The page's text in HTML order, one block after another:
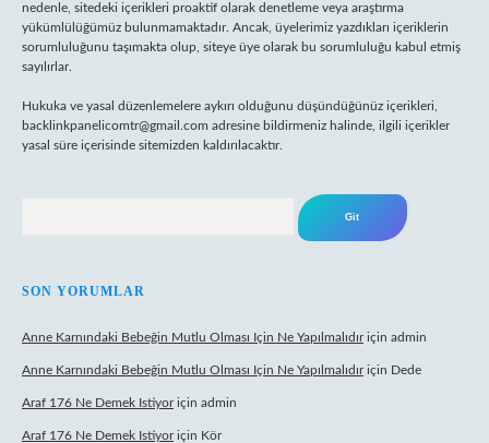
nedenle, sitedeki içerikleri proaktif olarak denetleme veya araştırma
yükümlülüğümüz bulunmamaktadır. Ancak, üyelerimiz yazdıkları içeriklerin
sorumluluğunu taşımakta olup, siteye üye olarak bu sorumluluğu kabul etmiş
sayılırlar.
Hukuka ve yasal düzenlemelere aykırı olduğunu düşündüğünüz içerikleri,
backlinkpanelicomtr@gmail.com adresine bildirmeniz halinde, ilgili içerikler
yasal süre içerisinde sitemizden kaldırılacaktır.
SON YORUMLAR
Anne Karnındaki Bebeğin Mutlu Olması Için Ne Yapılmalıdıriçin admin
Anne Karnındaki Bebeğin Mutlu Olması Için Ne Yapılmalıdıriçin Dede
Araf 176 Ne Demek Istiyoriçin admin
Araf 176 Ne Demek Istiyoriçin Kör